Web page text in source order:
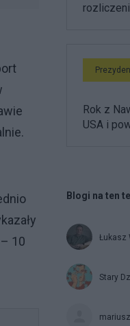
10
Rok z
USA i
Blogi na ten
Łukasz
Stary